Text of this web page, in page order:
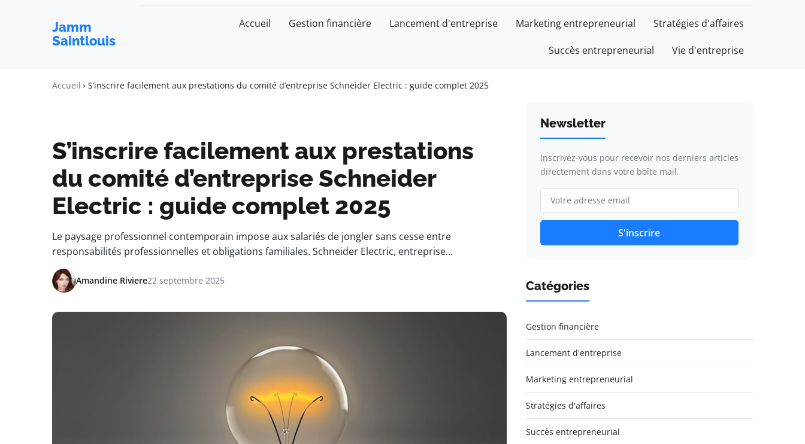
Jamm
Saintlouis
Accueil Gestion financière Lancement d'entreprise Marketing entrepreneurial Stratégies d'affaires
Succès entrepreneurial Vie d'entreprise
Accueil S’inscrire facilement aux prestations du comité d’entreprise Schneider Electric : guide complet 2025
S’inscrire facilement aux prestations
du comité d’entreprise Schneider
Electric : guide complet 2025
Le paysage professionnel contemporain impose aux salariés de jongler sans cesse entre
responsabilités professionnelles et obligations familiales. Schneider Electric, entreprise…
Amandine Riviere22 septembre 2025
Newsletter
Inscrivez-vous pour recevoir nos derniers articles
directement dans votre boîte mail.
S'inscrire
Catégories
Gestion financière
Lancement d'entreprise
Marketing entrepreneurial
Stratégies d'affaires
Succès entrepreneurial